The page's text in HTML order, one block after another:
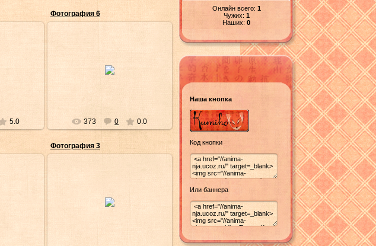
5.0
Фотография 6
373 0 0.0
Фотография 3
Онлайн всего: 1
Чужих: 1
Наших: 0
Наша кнопка
Код кнопки
Или баннера